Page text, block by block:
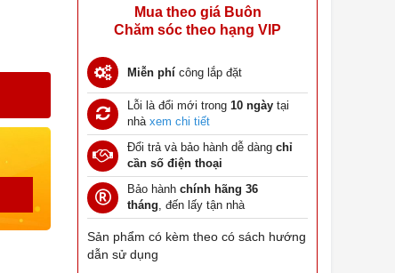
Mua theo giá Buôn
Chăm sóc theo hạng VIP
Miễn phí công lắp đặt
Lỗi là đổi mới trong 10 ngày tại
nhà xem chi tiết
Đổi trả và bảo hành dễ dàng chỉ
cần số điện thoại
Bảo hành chính hãng 36
tháng, đến lấy tận nhà
Sản phẩm có kèm theo có sách hướng
dẫn sử dụng